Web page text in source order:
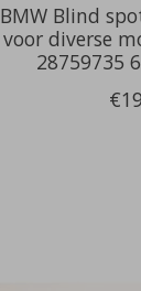
BMW Blind
voor diverse
28759735